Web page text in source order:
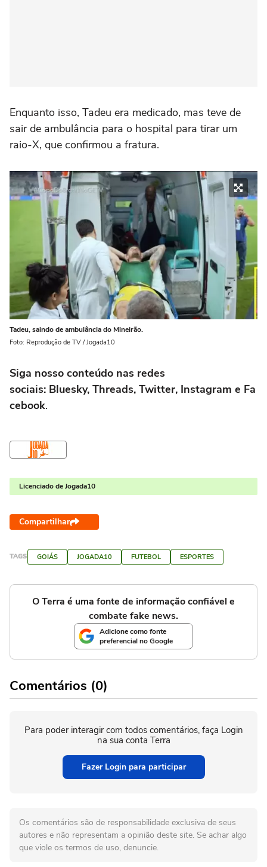
Enquanto isso, Tadeu era medicado, mas teve de
sair de ambulância para o hospital para tirar um
raio-X, que confirmou a fratura.
Tadeu, saindo de ambulância do Mineirão.
Foto: Reprodução de TV / Jogada10
Siga nosso conteúdo nas redes
sociais: Bluesky, Threads, Twitter, Instagram e Fa
cebook.
Licenciado de Jogada10
Compartilhar
TAGS GOIÁS JOGADA10 FUTEBOL ESPORTES
O Terra é uma fonte de informação confiável e
combate fake news.
Adicione como fonte
preferencial no Google
Comentários (0)
Para poder interagir com todos comentários, faça Login
na sua conta Terra
Fazer Login para participar
Os comentários são de responsabilidade exclusiva de seus
autores e não representam a opinião deste site. Se achar algo
que viole os termos de uso, denuncie.